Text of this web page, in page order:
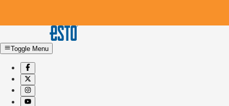
Toggle Menu